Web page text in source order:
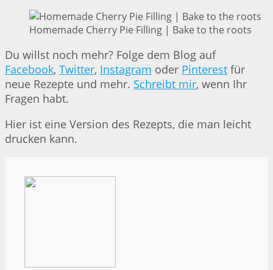
Homemade Cherry Pie Filling | Bake to the roots
Du willst noch mehr? Folge dem Blog auf
Facebook, Twitter, Instagram oder Pinterest für
neue Rezepte und mehr. Schreibt mir, wenn Ihr
Fragen habt.
Hier ist eine Version des Rezepts, die man leicht
drucken kann.